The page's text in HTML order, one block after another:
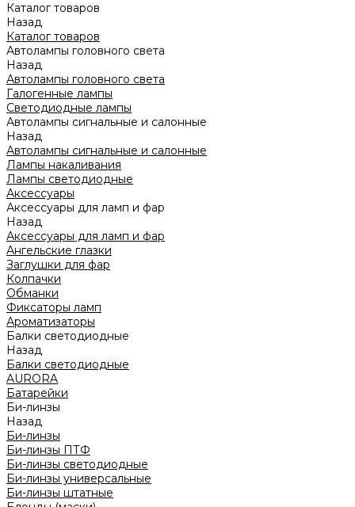
Каталог товаров
Назад
Каталог товаров
Автолампы головного света
Назад
Автолампы головного света
Галогенные лампы
Светодиодные лампы
Автолампы сигнальные и салонные
Назад
Автолампы сигнальные и салонные
Лампы накаливания
Лампы светодиодные
Аксессуары
Аксессуары для ламп и фар
Назад
Аксессуары для ламп и фар
Ангельские глазки
Заглушки для фар
Колпачки
Обманки
Фиксаторы ламп
Ароматизаторы
Балки светодиодные
Назад
Балки светодиодные
AURORA
Батарейки
Би-линзы
Назад
Би-линзы
Би-линзы ПТФ
Би-линзы светодиодные
Би-линзы универсальные
Би-линзы штатные